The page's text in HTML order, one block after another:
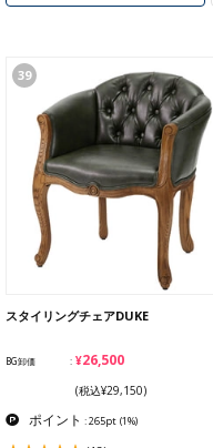
39
スタイリングチェアDUKE
BG卸価 ¥26,500
(税込¥29,150)
ポイント : 265pt (1%)